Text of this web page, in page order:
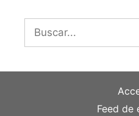
Buscar:
Feed de